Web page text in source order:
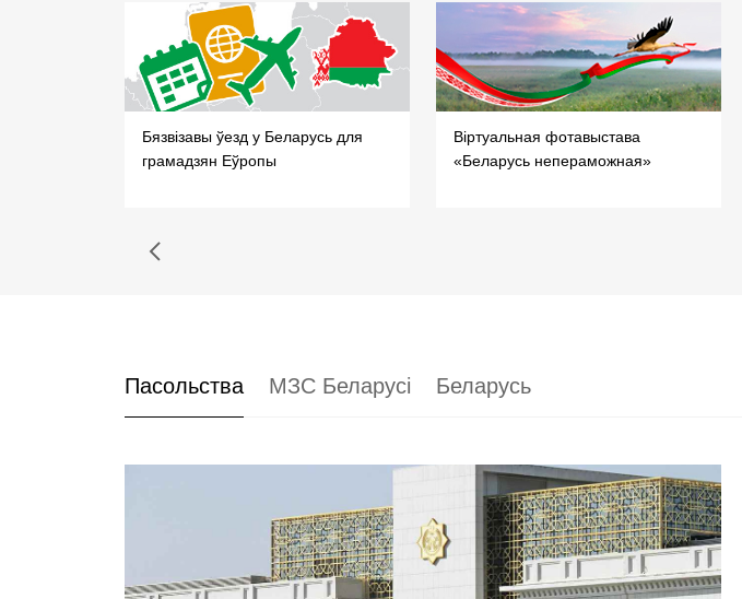
Бязвізавы ўезд у Беларусь для
грамадзян Еўропы
Віртуальная фотавыстава
«Беларусь непераможная»
Пасольства МЗС Беларусі Беларусь